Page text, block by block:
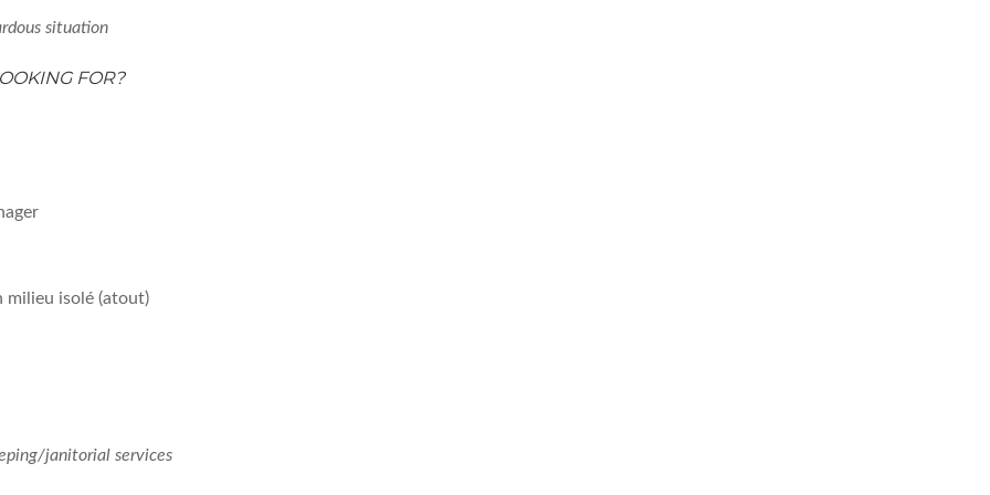
situation
FOR?
milieu isolé (atout)
janitorial services